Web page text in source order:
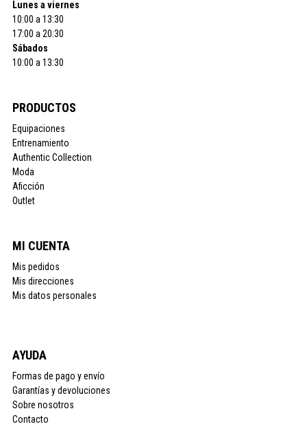
Lunes a viernes
10:00 a 13:30
17:00 a 20:30
Sábados
10:00 a 13:30
PRODUCTOS
Equipaciones
Entrenamiento
Authentic Collection
Moda
Aficción
Outlet
MI CUENTA
Mis pedidos
Mis direcciones
Mis datos personales
AYUDA
Formas de pago y envío
Garantías y devoluciones
Sobre nosotros
Contacto